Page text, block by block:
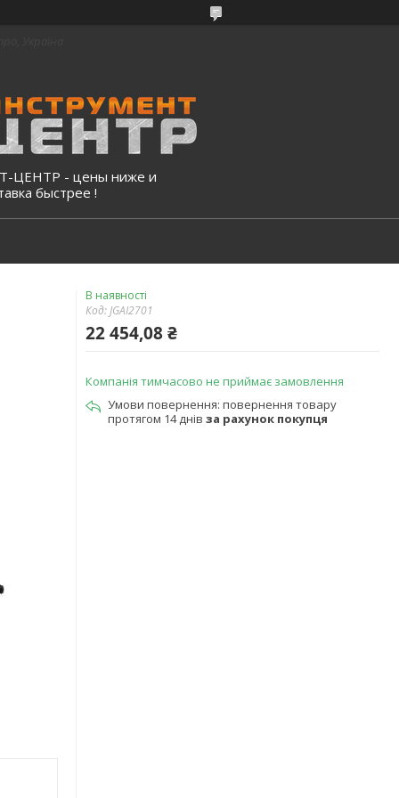
ЦЕНТР - цены ниже и
быстрее !
В наявності
Код:JGAI2701
22 454,08 ₴
Компанія тимчасово не приймає замовлення
повернення товару
протягом 14 днів за рахунок покупця